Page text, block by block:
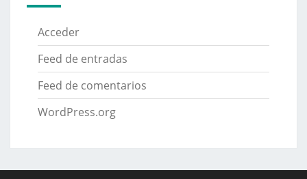
Acceder
Feed de entradas
Feed de comentarios
WordPress.org